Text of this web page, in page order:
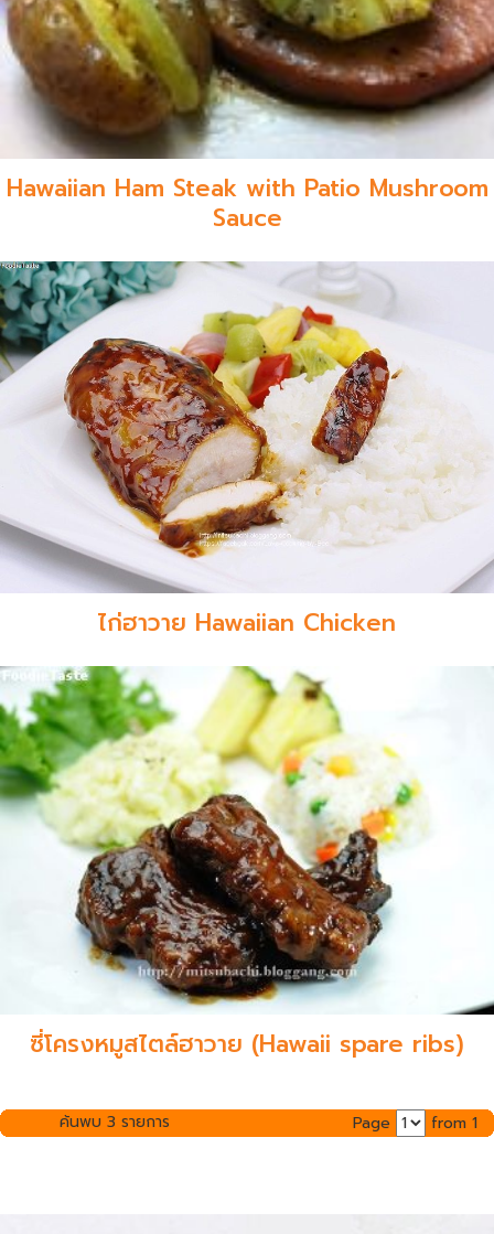
Hawaiian Ham Steak with Patio Mushroom
Sauce
ไก่ฮาวาย Hawaiian Chicken
ซี่โครงหมูสไตล์ฮาวาย (Hawaii spare ribs)
ค้นพบ 3 รายการ Page from 1